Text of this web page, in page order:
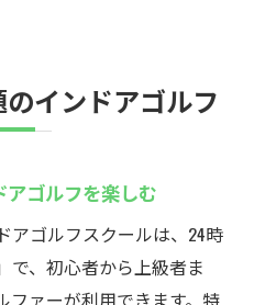
インドアゴルフ
ゴルフを楽しむ
アゴルフスクールは、24時
で、初心者から上級者ま
ファーが利用できます。特